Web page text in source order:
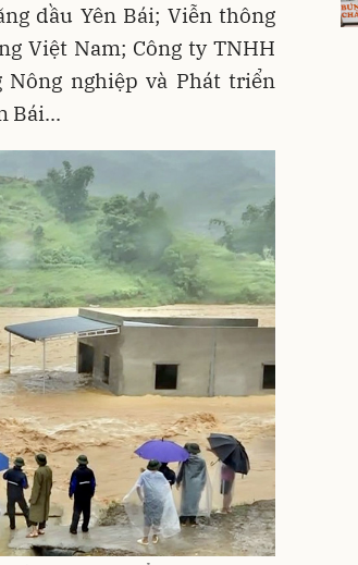
dầu Yên Bái; Viễn thông
Việt Nam; Công ty TNHH
nghiệp và Phát triển
Bái...